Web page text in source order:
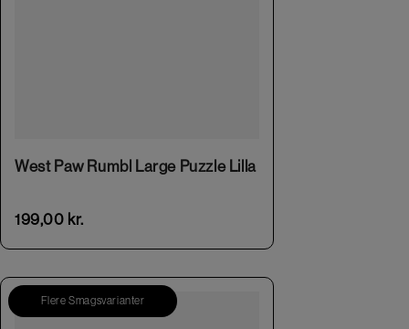
West Paw Rumbl Large Puzzle Lilla
199,00 kr.
Flere Smagsvarianter